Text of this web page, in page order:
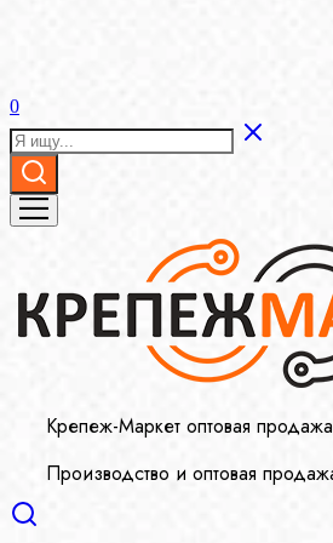
0
Крепеж-Маркет оптовая
Производство и оптовая